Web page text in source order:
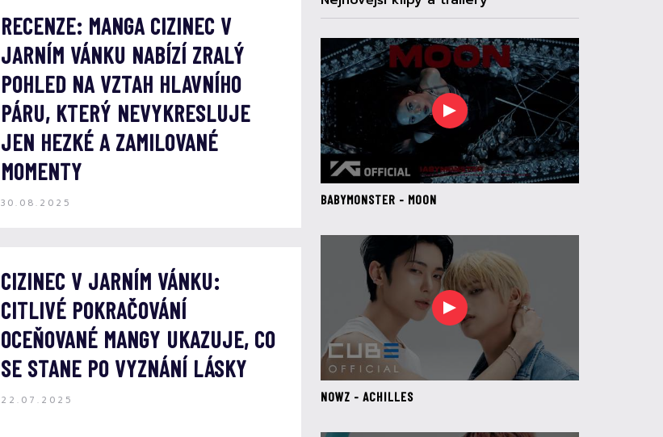
RECENZE: MANGA CIZINEC V
JARNÍM VÁNKU NABÍZÍ ZRALÝ
POHLED NA VZTAH HLAVNÍHO
PÁRU, KTERÝ NEVYKRESLUJE
JEN HEZKÉ A ZAMILOVANÉ
MOMENTY
30.08.2025
CIZINEC V JARNÍM VÁNKU:
CITLIVÉ POKRAČOVÁNÍ
OCEŇOVANÉ MANGY UKAZUJE, CO
SE STANE PO VYZNÁNÍ LÁSKY
22.07.2025
BABYMONSTER - MOON
NOWZ - ACHILLES